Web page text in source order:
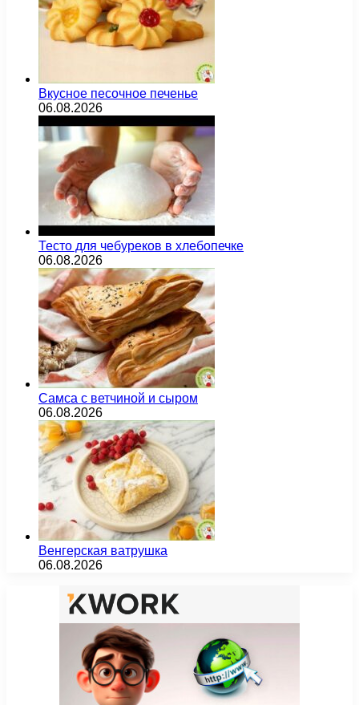
Вкусное песочное печенье
06.08.2026
Тесто для чебуреков в хлебопечке
06.08.2026
Самса с ветчиной и сыром
06.08.2026
Венгерская ватрушка
06.08.2026